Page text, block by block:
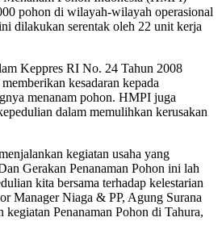
pohon di wilayah-wilayah operasional
dilakukan serentak oleh 22 unit kerja
Keppres RI No. 24 Tahun 2008
kesadaran kepada
menanam pohon. HMPI juga
dalam memulihkan kerusakan
kegiatan usaha yang
Gerakan Penanaman Pohon ini lah
kita bersama terhadap kelestarian
Manager Niaga & PP, Agung Surana
kegiatan Penanaman Pohon di Tahura,